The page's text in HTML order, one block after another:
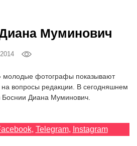
Муминович
молодые фотографы показывают
вопросы редакции. В сегодняшнем
Диана Муминович.
, Telegram, Instagram